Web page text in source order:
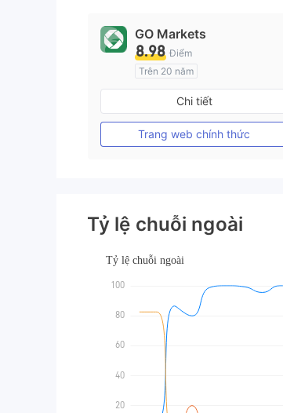
GO Markets
8.98 Điểm
Trên 20 năm
Đăng ký tại Nước Úc
cTrader
Chi tiết
Trang web chính thức
Tỷ lệ chuỗi ngoài